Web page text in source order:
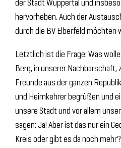
hervorheben. Auch der
durch die BV Elberfeld möchten
Letztlich ist die Frage: Was
Berg, in unserer Nachbarschaft,
Freunde aus der ganzen
und Heimkehrer begrüßen und
unsere Stadt und vor allem
sagen: Ja! Aber ist das nur ein
Kreis oder gibt es da noch mehr?